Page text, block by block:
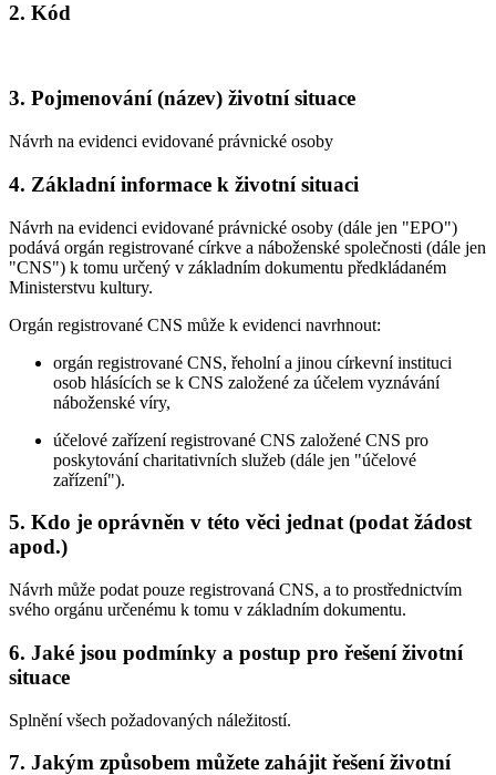
2. Kód
3. Pojmenování (název) životní situace
Návrh na evidenci evidované právnické osoby
4. Základní informace k životní situaci
Návrh na evidenci evidované právnické osoby (dále jen "EPO")
podává orgán registrované církve a náboženské společnosti (dále jen
"CNS") k tomu určený v základním dokumentu předkládaném
Ministerstvu kultury.
Orgán registrované CNS může k evidenci navrhnout:
orgán registrované CNS, řeholní a jinou církevní instituci
osob hlásících se k CNS založené za účelem vyznávání
náboženské víry,
účelové zařízení registrované CNS založené CNS pro
poskytování charitativních služeb (dále jen "účelové
zařízení").
5. Kdo je oprávněn v této věci jednat (podat žádost
apod.)
Návrh může podat pouze registrovaná CNS, a to prostřednictvím
svého orgánu určenému k tomu v základním dokumentu.
6. Jaké jsou podmínky a postup pro řešení životní
situace
Splnění všech požadovaných náležitostí.
7. Jakým způsobem můžete zahájit řešení životní